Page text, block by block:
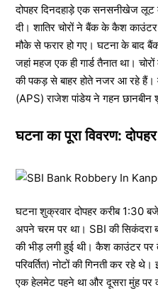
दोपहर दिनदहाड़े एक सनसनीखेज
दी। शातिर चोरों ने बैंक के कैश
मौके से फरार हो गए। घटना के बाद
जहां महज एक ही गार्ड तैनात था।
की पकड़ से बाहर होते नजर आ रहे हैं।
(APS) राजेश पांडेय ने गहन छानबीन
घटना का पूरा विवरण:
घटना शुक्रवार दोपहर करीब 1:30
अपने चरम पर था। SBI की सिकंदरा
की भीड़ लगी हुई थी। कैश काउंटर पर
परिवर्तित) नोटों की गिनती कर रहे
एक हेलमेट पहने था और दूसरा मुंह